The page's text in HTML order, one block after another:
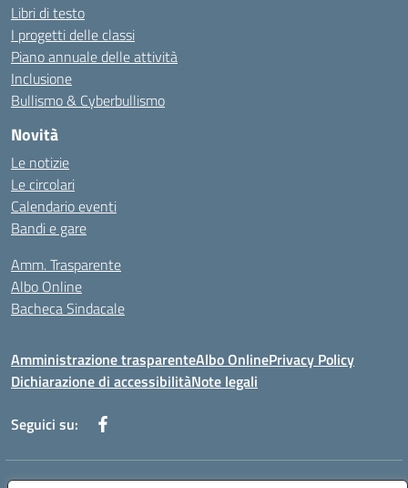
Libri di testo
I progetti delle classi
Piano annuale delle attività
Inclusione
Bullismo & Cyberbullismo
Novità
Le notizie
Le circolari
Calendario eventi
Bandi e gare
Amm. Trasparente
Albo Online
Bacheca Sindacale
Amministrazione trasparenteAlbo OnlinePrivacy Policy
Dichiarazione di accessibilitàNote legali
Seguici su: